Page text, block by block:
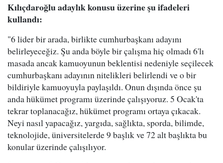
Kılıçdaroğlu adaylık konusu üzerine şu ifadeleri
kullandı:
"6 lider bir arada, birlikte cumhurbaşkanı adayını
belirleyeceğiz. Şu anda böyle bir çalışma hiç olmadı 6'lı
masada ancak kamuoyunun beklentisi nedeniyle seçilecek
cumhurbaşkanı adayının nitelikleri belirlendi ve o bir
bildiriyle kamuoyuyla paylaşıldı. Onun dışında önce şu
anda hükümet programı üzerinde çalışıyoruz. 5 Ocak'ta
tekrar toplanacağız, hükümet programı ortaya çıkacak.
Neyi nasıl yapacağız, yargıda, sağlıkta, sporda, bilimde,
teknolojide, üniversitelerde 9 başlık ve 72 alt başlıkta bu
konular üzerinde çalışılıyor.